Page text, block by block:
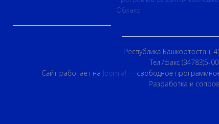
Облако
Республика Башкортостан,
Тел./факс (34783)5-
Сайт работает на Joomla! — свободное
Разработка и